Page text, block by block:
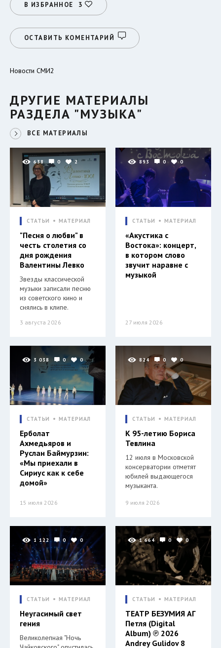
В ИЗБРАННОЕ 3
ОСТАВИТЬ КОМЕНТАРИЙ
Новости СМИ2
ДРУГИЕ МАТЕРИАЛЫ
РАЗДЕЛА "МУЗЫКА"
ВСЕ МАТЕРИАЛЫ
638 0 2
СТАТЬИ МАТЕРИАЛ
"Песня о любви" в
честь столетия со
дня рождения
Валентины Левко
Звезды классической
музыки записали песню
из советского кино и
снялись в клипе.
3 августа 2026
893 0 0
СТАТЬИ МАТЕРИАЛ
«Акустика с
Востока»: концерт,
в котором слово
звучит наравне с
музыкой
27 июля 2026
3 038 0 0
СТАТЬИ МАТЕРИАЛ
Ерболат
Ахмедьяров и
Руслан Баймурзин:
«Мы приехали в
Сириус как к себе
домой»
15 июля 2026
824 0 0
СТАТЬИ МАТЕРИАЛ
К 95-летию Бориса
Тевлина
12 июля в Московской
консерватории отметят
юбилей выдающегося
музыканта.
9 июля 2026
1 122 0 0
СТАТЬИ МАТЕРИАЛ
Неугасимый свет
гения
Великолепная "Ночь
1 664 0 0
СТАТЬИ МАТЕРИАЛ
ТЕАТР БЕЗУМИЯ АГ
Петля (Digital
Album) ℗ 2026
Andrey Gulidov 8